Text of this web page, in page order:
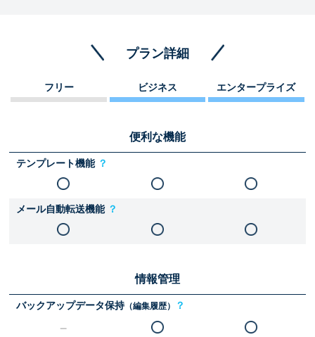
プラン詳細
フリー ビジネス エンタープライズ
便利な機能
テンプレート機能 ？
メール自動転送機能 ？
情報管理
バックアップデータ保持（編集履歴） ？